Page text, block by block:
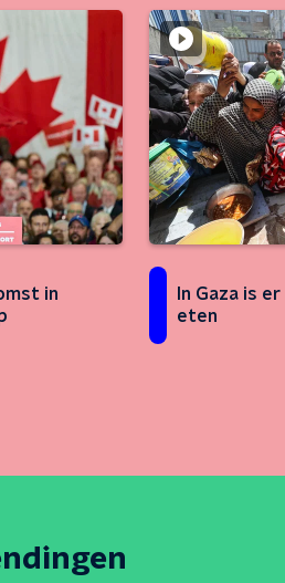
in
In Gaza is
eten